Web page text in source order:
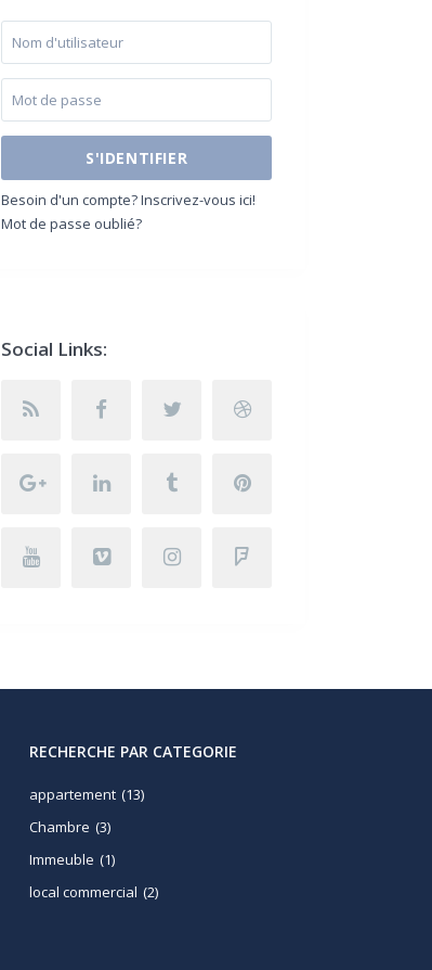
S'IDENTIFIER
Besoin d'un compte? Inscrivez-vous ici!
Mot de passe oublié?
Social Links:
RECHERCHE PAR CATEGORIE
appartement (13)
Chambre (3)
Immeuble (1)
local commercial (2)